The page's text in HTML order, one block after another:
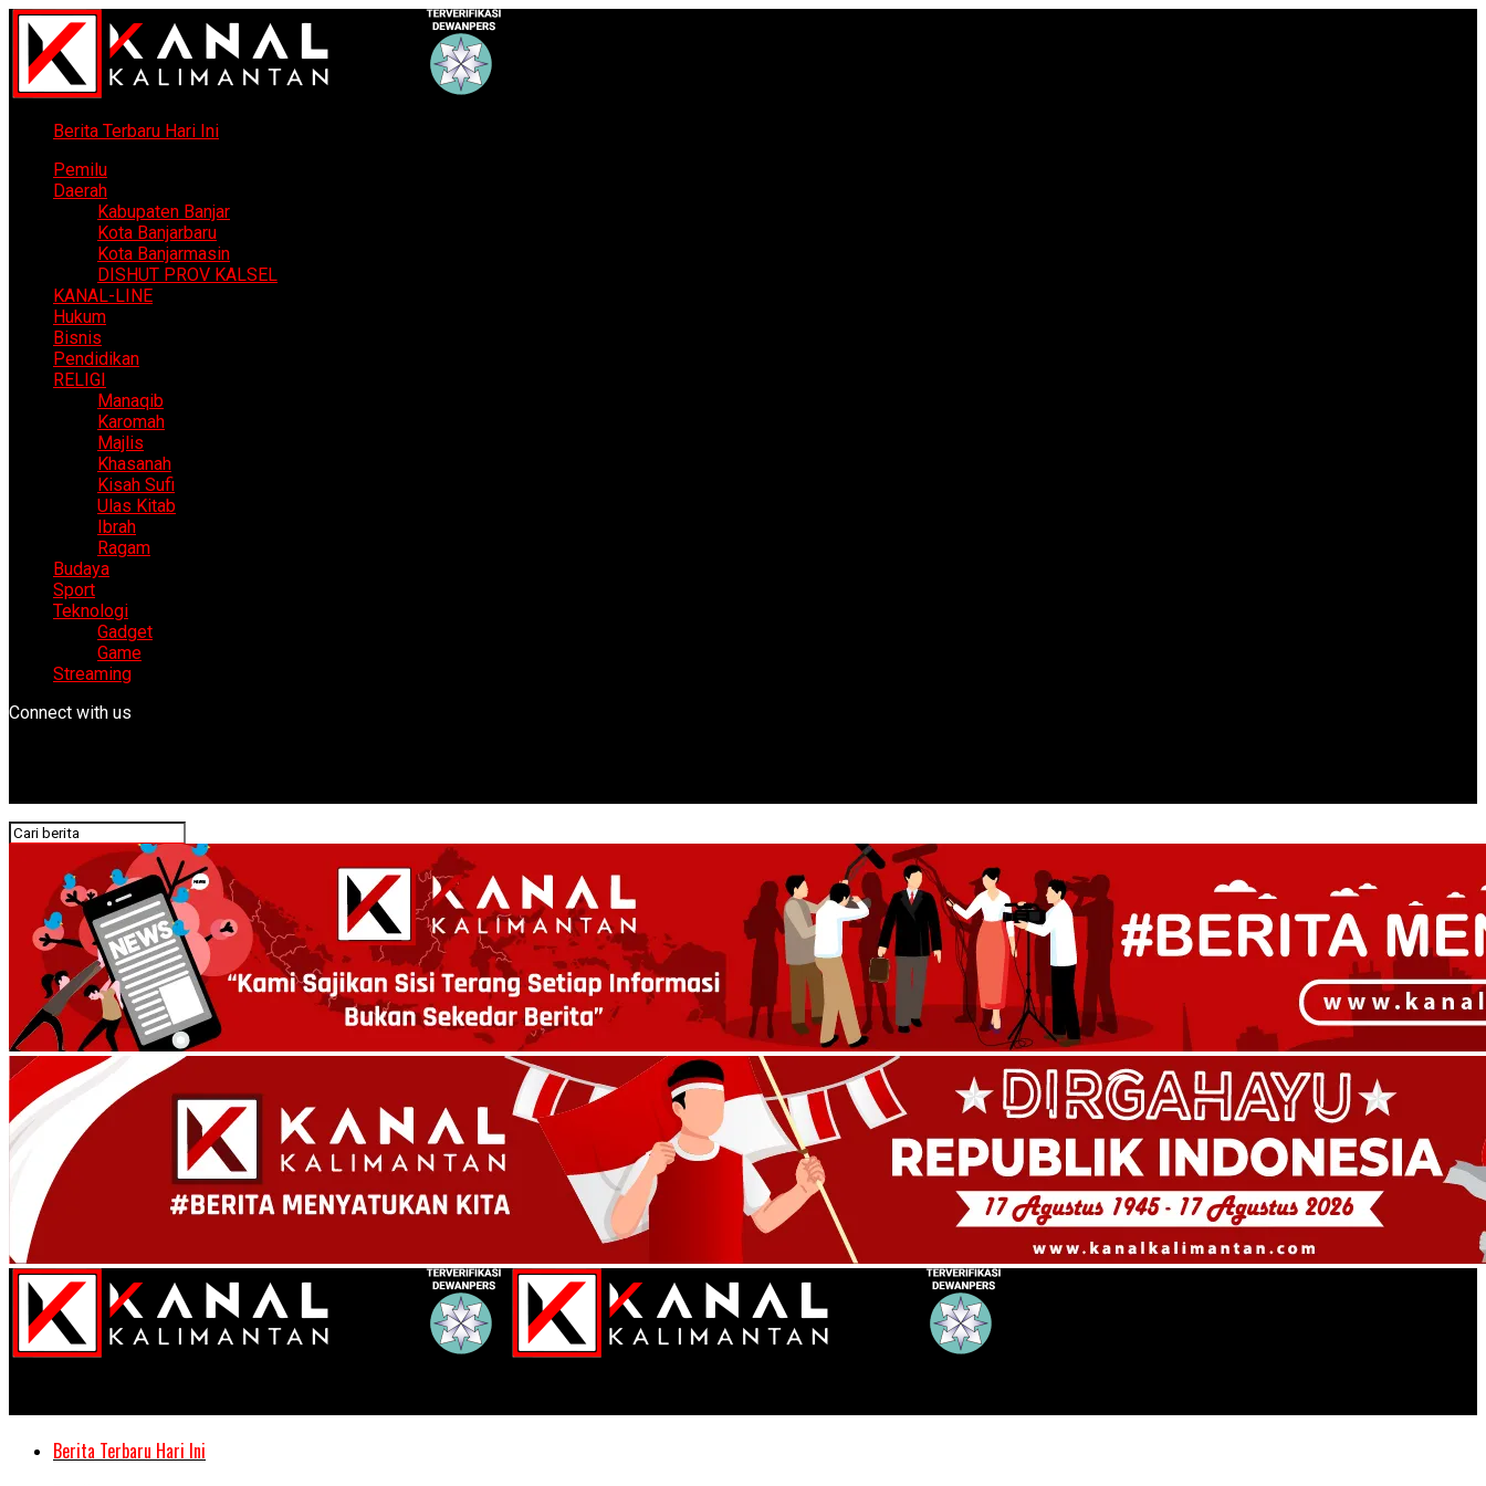
Berita Terbaru Hari Ini
Pemilu
Daerah
Kabupaten Banjar
Kota Banjarbaru
Kota Banjarmasin
DISHUT PROV KALSEL
KANAL-LINE
Hukum
Bisnis
Pendidikan
RELIGI
Manaqib
Karomah
Majlis
Khasanah
Kisah Sufi
Ulas Kitab
Ibrah
Ragam
Budaya
Sport
Teknologi
Gadget
Game
Streaming
Connect with us
Berita Terbaru Hari Ini